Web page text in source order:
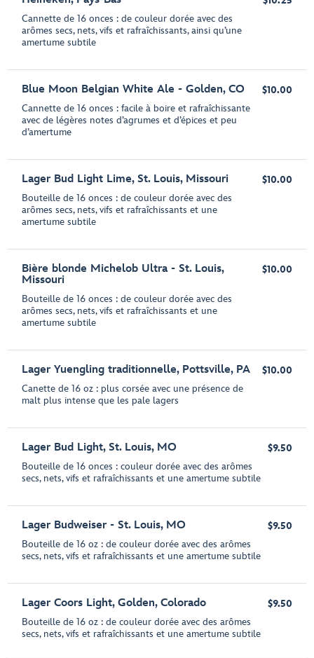
Cannette de 16 onces : de couleur dorée avec des
arômes secs, nets, vifs et rafraîchissants, ainsi qu’une
amertume subtile
Blue Moon Belgian White Ale - Golden, CO
Cannette de 16 onces : facile à boire et rafraîchissante
avec de légères notes d’agrumes et d’épices et peu
d’amertume
$10.00
Lager Bud Light Lime, St. Louis, Missouri
Bouteille de 16 onces : de couleur dorée avec des
arômes secs, nets, vifs et rafraîchissants et une
amertume subtile
$10.00
Bière blonde Michelob Ultra - St. Louis,
Missouri
Bouteille de 16 onces : de couleur dorée avec des
arômes secs, nets, vifs et rafraîchissants et une
amertume subtile
$10.00
Lager Yuengling traditionnelle, Pottsville, PA
Canette de 16 oz : plus corsée avec une présence de
malt plus intense que les pale lagers
$10.00
Lager Bud Light, St. Louis, MO
Bouteille de 16 onces : couleur dorée avec des arômes
secs, nets, vifs et rafraîchissants et une amertume subtile
$9.50
Lager Budweiser - St. Louis, MO
Bouteille de 16 oz : de couleur dorée avec des arômes
secs, nets, vifs et rafraîchissants et une amertume subtile
$9.50
Lager Coors Light, Golden, Colorado
Bouteille de 16 oz : de couleur dorée avec des arômes
secs, nets, vifs et rafraîchissants et une amertume subtile
$9.50